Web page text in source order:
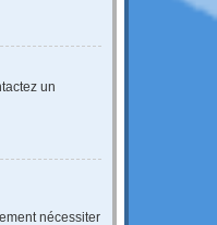
un
nécessiter